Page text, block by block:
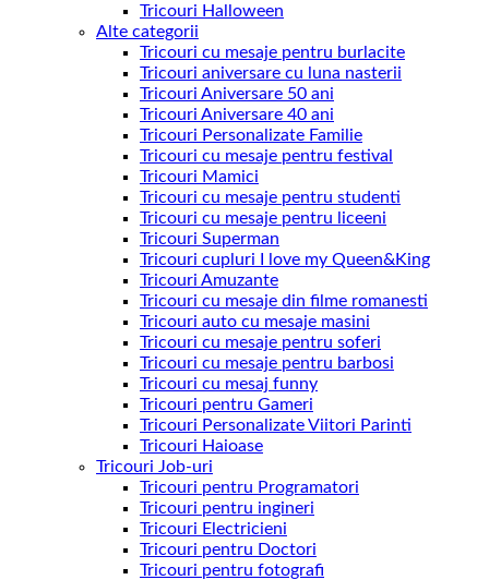
Tricouri Halloween
Alte categorii
Tricouri cu mesaje pentru burlacite
Tricouri aniversare cu luna nasterii
Tricouri Aniversare 50 ani
Tricouri Aniversare 40 ani
Tricouri Personalizate Familie
Tricouri cu mesaje pentru festival
Tricouri Mamici
Tricouri cu mesaje pentru studenti
Tricouri cu mesaje pentru liceeni
Tricouri Superman
Tricouri cupluri I love my Queen&King
Tricouri Amuzante
Tricouri cu mesaje din filme romanesti
Tricouri auto cu mesaje masini
Tricouri cu mesaje pentru soferi
Tricouri cu mesaje pentru barbosi
Tricouri cu mesaj funny
Tricouri pentru Gameri
Tricouri Personalizate Viitori Parinti
Tricouri Haioase
Tricouri Job-uri
Tricouri pentru Programatori
Tricouri pentru ingineri
Tricouri Electricieni
Tricouri pentru Doctori
Tricouri pentru fotografi